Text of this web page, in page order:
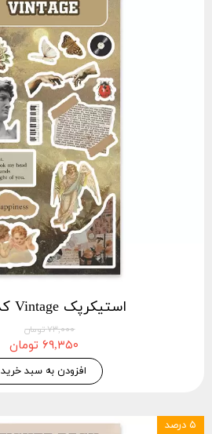
استیکرپک Vintage کد vint2
۷۳,۰۰۰ تومان
۶۹,۳۵۰ تومان
افزودن به سبد خرید
۵ درصد